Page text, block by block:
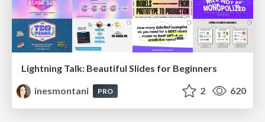
Lightning Talk: Beautiful Slides for Beginners
inesmontani
PRO 2 620